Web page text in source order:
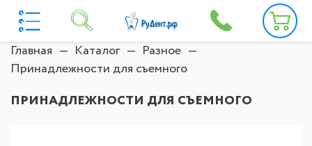
Главная Каталог
Разное
Принадлежности для съемного
ПРИНАДЛЕЖНОСТИ ДЛЯ СЪЕМНОГО